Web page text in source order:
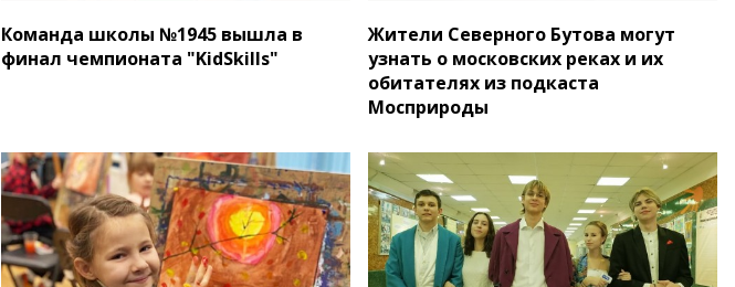
Команда школы №1945 вышла в
финал чемпионата "KidSkills"
Жители Северного Бутова могут
узнать о московских реках и их
обитателях из подкаста
Мосприроды